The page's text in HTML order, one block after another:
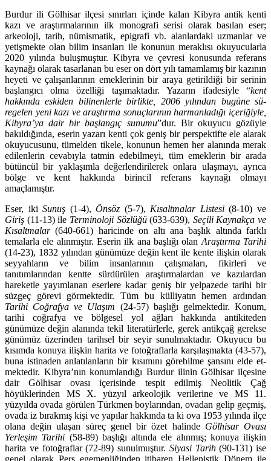
Burdur ili Gölhisar ilçesi sınırları içinde kalan Kibyra antik kenti
kazı ve araştırmalarının ilk monog­rafi serisi olarak basılan eser;
arkeoloji, tarih, nümismatik, epigrafi vb. alanlardaki uzmanlar ve
yetiş­mekte olan bilim insanları ile konunun meraklısı okuyucularla
2020 yılında buluşmuştur. Kibyra ve çevresi konusunda referans
kaynağı olarak tasarlanan bu eser on dört yılı tamamlamış bir kazı­nın
heyeti ve çalışanlarının emeklerinin bir araya getirildiği bir serinin
başlangıcı olma özelliği taşı­maktadır. Yazarın ifadesiyle “kent
hakkında eskiden bilinenlerle birlikte, 2006 yılından bugüne sü­
regelen yeni kazı ve araştırma sonuçlarının harmanladığı içeriğiyle,
Kibyra’ya dair bir başlangıç sunumu”dur. Bir okuyucu gözüyle
bakıldığında, eserin yazarı kenti çok geniş bir perspektifte ele alarak
okuyucusunu, tümelden tikele, konunun hemen her alanında merak
edilenlerin cevabıyla tatmin edebilmeyi, tüm emeklerin bir arada
bütüncül bir yaklaşımla değerlendirilerek onlara ulaş­mayı, ayrıca
bölge ve kent hakkında birincil referans kaynağı olmayı
amaçlamıştır.
Eser, ikiSunuş (1-4),Önsöz (5-7), Kısaltmalar Listesi(8-10) ve
Giriş (11-13) ile Terminoloji Söz­lüğü(633-639), Seçili Kaynakça ve
Kısaltmalar(640-661) haricinde on altı ana başlık altında farklı
temalarla ele alınmıştır. Eserin ilk ana başlığı olan Araştırma Tarihi
(14-23), 1832 yılından günü­müze değin kent ile kente ilişkin olarak
seyyahların ve bilim insanlarının çalışmaları, fikirleri ve
tanıtımlarından kentte sürdürülen araştırmalardan ve kazılardan
hareketle yayımlanan eserlere kadar geniş bir yelpazede tarihi bir
süzgeç görevi görmektedir. Tüm bu külliyatın hemen ardından
Tarihi Coğrafya ve Ulaşım (24-57) başlığı gelmektedir. Konum,
tarihi coğrafya ve bölgesel yol ağları hak­kında anti­kiteden
günümüze değin alanında tekil literatürlerle, gerek antikçağ gerekse
günümüz üzerinden tarihsel bir seyir sunulmaktadır. Okuyucu bu
kısımda konuya ilişkin harita ve fotoğraf­lar­la karşılaş­makta (43-57),
buna istinaden anlatılanların bir kısımını görebilme şansını elde et­
mek­tedir. Kibyra’nın konumlandığı Burdur ilinin Gölhisar ilçesine
dair Gölhisar ovası içerisinde tes­pit edilmiş Neolitik Çağ
höyüklerinden MS X. yüzyıl arkeolojik verilerine ve MS 11.
yüzyılda ovada görülen Türkmen boylarından, ovadan gelip geçmiş,
ovada iz bırakmış kişi ve yapılar hakkında ta ki ova 1953 yılında ilçe
olana değin ulaşan süreç genel bir özet halinde Gölhisar Ovası
Yerleşim Tarihi (58-89) başlığı altında ele alınmış; konuya ilişkin
harita ve fotoğraflar (72-89) sunulmuştur. Siyasi Tarih(90-131) ise